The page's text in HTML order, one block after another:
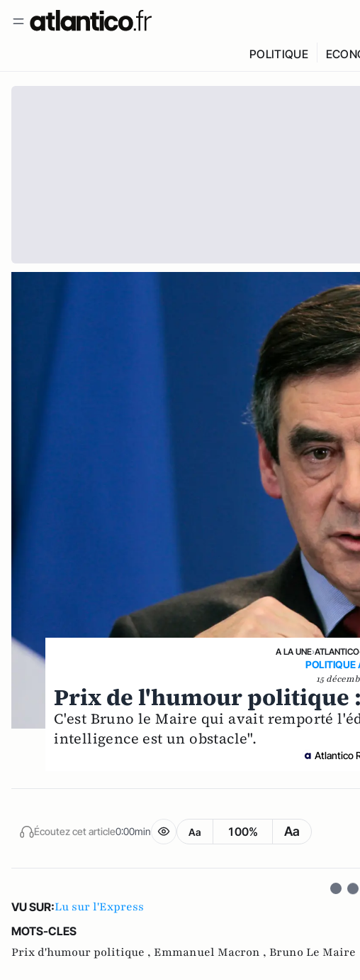
POLITIQUE
A LA UNE›
POLITIQUE
15
Prix de l'humour politique
C'est Bruno le Maire qui avait remporté
intelligence est un obstacle".
Atlantico
Écoutez cet article0:00min Aa 100% Aa
VU SUR:Lu sur l'Express
MOTS-CLES
Prix d'humour politique , Emmanuel Macron , Bruno Le Maire